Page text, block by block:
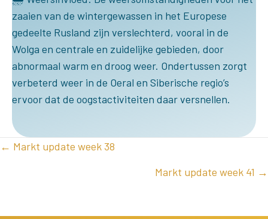
zaaien van de wintergewassen in het Europese
gedeelte Rusland zijn verslechterd, vooral in de
Wolga en centrale en zuidelijke gebieden, door
abnormaal warm en droog weer. Ondertussen zorgt
verbeterd weer in de Oeral en Siberische regio’s
ervoor dat de oogstactiviteiten daar versnellen.
POSTS
← Markt update week 38
Markt update week 41 →